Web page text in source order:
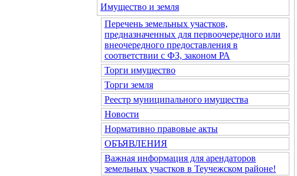
Имущество и земля
Перечень земельных участков,
предназначенных для первоочередного или
внеочередного предоставления в
соответствии с ФЗ, законом РА
Торги имущество
Торги земля
Реестр муниципального имущества
Новости
Нормативно правовые акты
ОБЪЯВЛЕНИЯ
Важная информация для арендаторов
земельных участков в Теучежском районе!